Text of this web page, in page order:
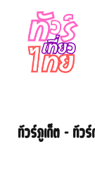
ทัวร์ภูเก็ต – ทัว